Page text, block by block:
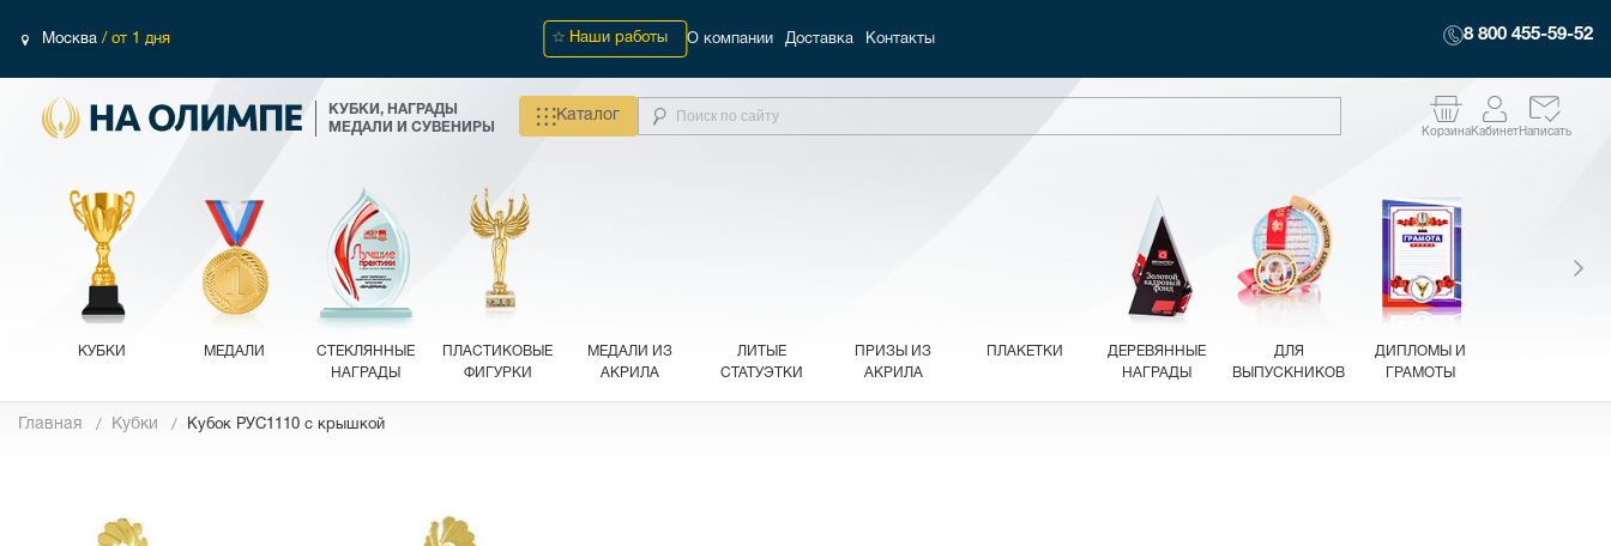
Москва / от 1 дня Наши работы О компании Доставка Контакты 8 800 455-59-52
КУБКИ, НАГРАДЫ
МЕДАЛИ И СУВЕНИРЫ
Каталог
КорзинаКабинетНаписать
КУБКИ МЕДАЛИ
СТЕКЛЯННЫЕ
НАГРАДЫ
ПЛАСТИКОВЫЕ
ФИГУРКИ
МЕДАЛИ ИЗ
АКРИЛА
ЛИТЫЕ
СТАТУЭТКИ
ПРИЗЫ ИЗ
АКРИЛА
ПЛАКЕТКИ
ДЕРЕВЯННЫЕ
НАГРАДЫ
ДЛЯ
ВЫПУСКНИКОВ
ДИПЛОМЫ И
ГРАМОТЫ
Главная Кубки Кубок РУС1110 с крышкой